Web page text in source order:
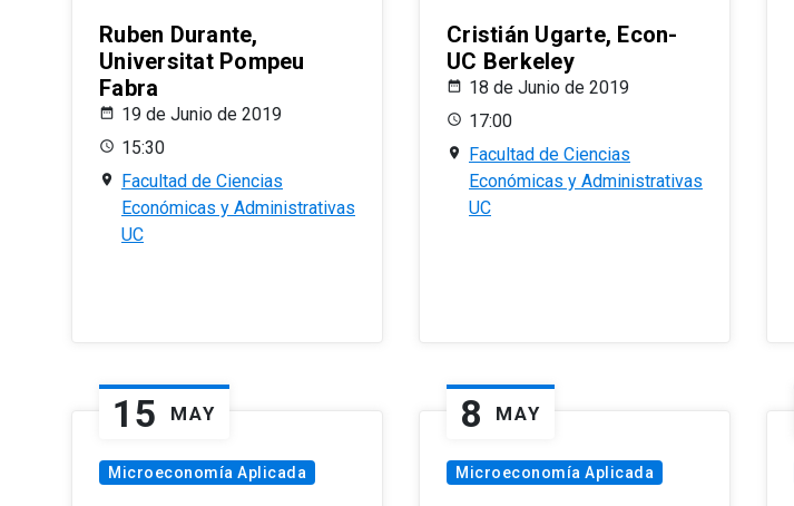
Ruben Durante,
Universitat Pompeu
Fabra
19 de Junio de 2019
15:30
Facultad de Ciencias
Económicas y Administrativas
UC
Cristián Ugarte, Econ-
UC Berkeley
18 de Junio de 2019
17:00
Facultad de Ciencias
Económicas y Administrativas
UC
15 MAY
Microeconomía Aplicada
8 MAY
Microeconomía Aplicada